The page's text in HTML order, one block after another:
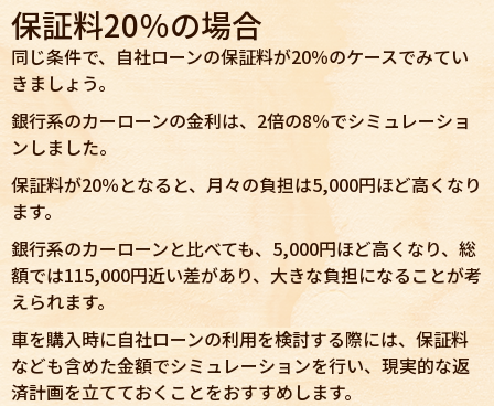
保証料20％の場合
同じ条件で、自社ローンの保証料が20％のケースでみてい
きましょう。
銀行系のカーローンの金利は、2倍の8％でシミュレーショ
ンしました。
保証料が20％となると、月々の負担は5,000円ほど高くなり
ます。
銀行系のカーローンと比べても、5,000円ほど高くなり、総
額では115,000円近い差があり、大きな負担になることが考
えられます。
車を購入時に自社ローンの利用を検討する際には、保証料
なども含めた金額でシミュレーションを行い、現実的な返
済計画を立てておくことをおすすめします。